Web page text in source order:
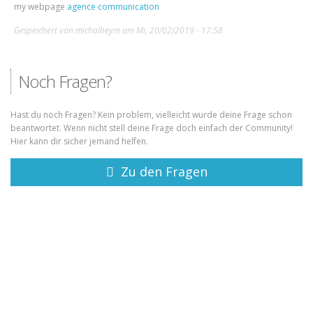
my webpage agence communication
Gespeichert von michalheym am Mi, 20/02/2019 - 17:58
Noch Fragen?
Hast du noch Fragen? Kein problem, vielleicht wurde deine Frage schon
beantwortet. Wenn nicht stell deine Frage doch einfach der Community!
Hier kann dir sicher jemand helfen.
Zu den Fragen